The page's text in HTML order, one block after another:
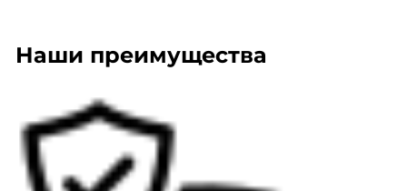
Наши преимущества